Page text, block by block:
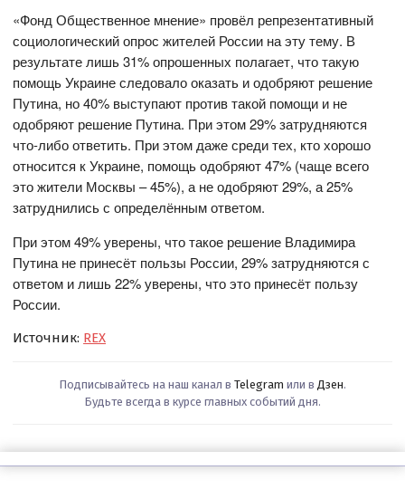
«Фонд Общественное мнение» провёл репрезентативный
социологический опрос жителей России на эту тему. В
результате лишь 31% опрошенных полагает, что такую
помощь Украине следовало оказать и одобряют решение
Путина, но 40% выступают против такой помощи и не
одобряют решение Путина. При этом 29% затрудняются
что-либо ответить. При этом даже среди тех, кто хорошо
относится к Украине, помощь одобряют 47% (чаще всего
это жители Москвы – 45%), а не одобряют 29%, а 25%
затруднились с определённым ответом.
При этом 49% уверены, что такое решение Владимира
Путина не принесёт пользы России, 29% затрудняются с
ответом и лишь 22% уверены, что это принесёт пользу
России.
Источник: REX
Подписывайтесь на наш канал в Telegram или в Дзен.
Будьте всегда в курсе главных событий дня.